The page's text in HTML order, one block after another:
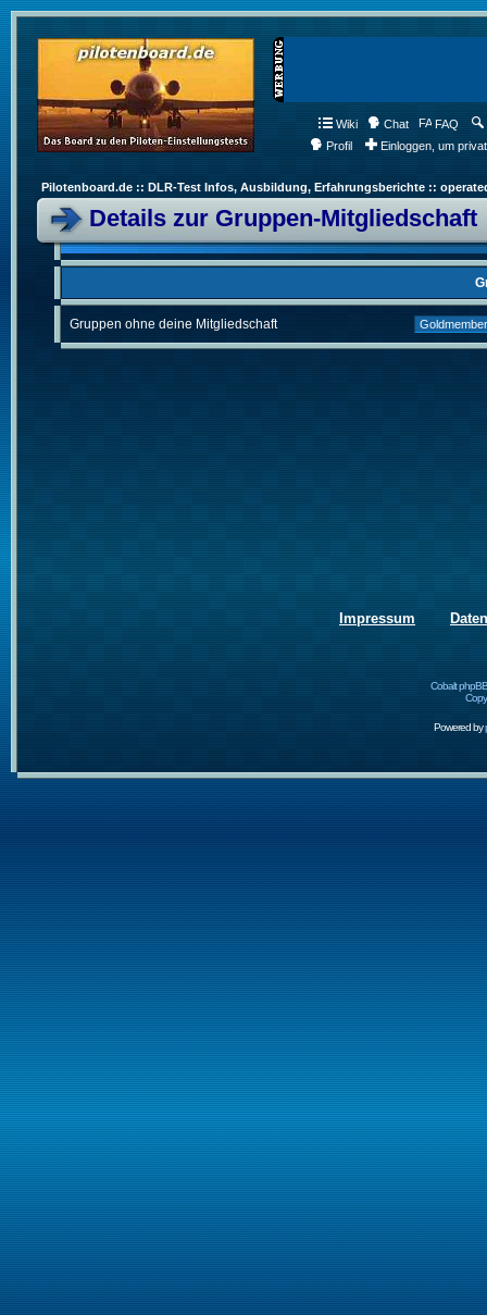
Wiki Chat FAQ
Profil
Einloggen, um
Pilotenboard.de :: DLR-Test Infos, Ausbildung, Erfahrungsberichte ::
Details zur Gruppen-Mitgliedschaft
Gruppen ohne deine Mitgliedschaft
Impressum
Cobalt
Powered by